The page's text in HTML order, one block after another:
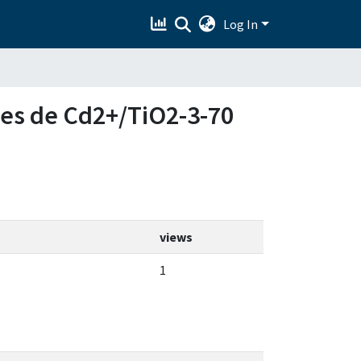
Log In
de Cd2+/TiO2-3-70
views
1